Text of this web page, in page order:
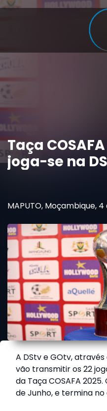
Taça
joga-se na
MAPUTO, Moçambique,
A DStv e GOtv,
vão transmitir os 22
da Taça COSAFA
de Junho, e termina no